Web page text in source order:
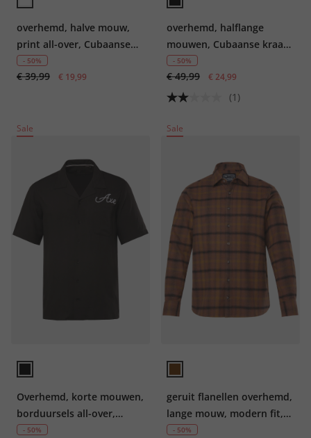
overhemd, halve mouw,
print all-over, Cubaanse
kraag, boxy Fit, tot 8XL
- 50%
€ 39,99 € 19,99
overhemd, halflange
mouwen, Cubaanse kraag,
all-overprint, boxy fit, tot
8XL
- 50%
€ 49,99 € 24,99
(1)
Sale
Overhemd, korte mouwen,
borduursels all-over,
Cubaanse kraag, Cubaanse
- 50%
Sale
geruit flanellen overhemd,
lange mouw, modern fit,
tot 8XL
- 50%